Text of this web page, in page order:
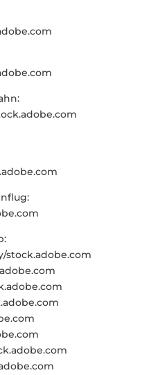
stock.adobe.com